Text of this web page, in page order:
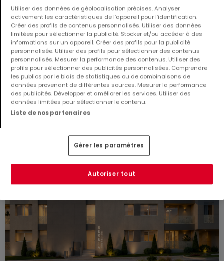
Penthouse
2
74 m² 1 249 000 €
EXCLUSIVITÉ ATHOME
Utiliser des données de géolocalisation précises. Analyser
activement les caractéristiques de l’appareil pour l’identification.
Créer des profils de contenus personnalisés. Utiliser des données
limitées pour sélectionner la publicité. Stocker et/ou accéder à des
informations sur un appareil. Créer des profils pour la publicité
personnalisée. Utiliser des profils pour sélectionner des contenus
personnalisés. Mesurer la performance des contenus. Utiliser des
profils pour sélectionner des publicités personnalisées. Comprendre
les publics par le biais de statistiques ou de combinaisons de
données provenant de différentes sources. Mesurer la performance
des publicités. Développer et améliorer les services. Utiliser des
données limitées pour sélectionner le contenu.
Liste de nos partenaires
Gérer les paramètres
Autoriser tout